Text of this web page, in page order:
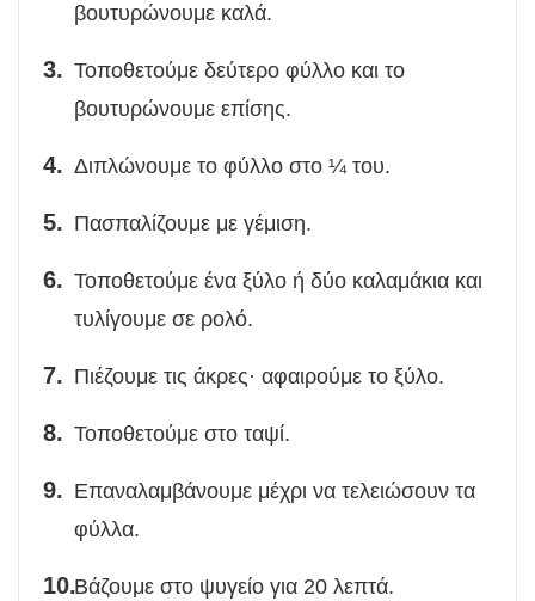
βουτυρώνουμε καλά.
Τοποθετούμε δεύτερο φύλλο και το
βουτυρώνουμε επίσης.
Διπλώνουμε το φύλλο στο ¼ του.
Πασπαλίζουμε με γέμιση.
Τοποθετούμε ένα ξύλο ή δύο καλαμάκια και
τυλίγουμε σε ρολό.
Πιέζουμε τις άκρες· αφαιρούμε το ξύλο.
Τοποθετούμε στο ταψί.
Επαναλαμβάνουμε μέχρι να τελειώσουν τα
φύλλα.
Βάζουμε στο ψυγείο για 20 λεπτά.